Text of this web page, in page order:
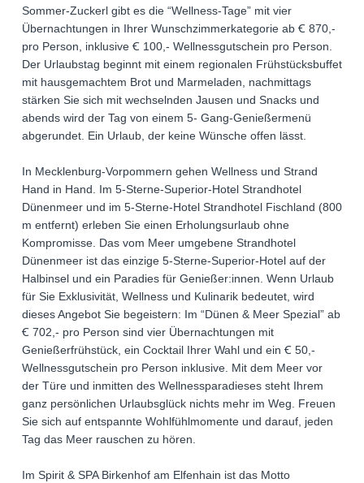
Sommer-Zuckerl gibt es die “Wellness-Tage” mit vier
Übernachtungen in Ihrer Wunschzimmerkategorie ab Ꞓ 870,-
pro Person, inklusive Ꞓ 100,- Wellnessgutschein pro Person.
Der Urlaubstag beginnt mit einem regionalen Frühstücksbuffet
mit hausgemachtem Brot und Marmeladen, nachmittags
stärken Sie sich mit wechselnden Jausen und Snacks und
abends wird der Tag von einem 5- Gang-Genießermenü
abgerundet. Ein Urlaub, der keine Wünsche offen lässt.
In Mecklenburg-Vorpommern gehen Wellness und Strand
Hand in Hand. Im 5-Sterne-Superior-Hotel Strandhotel
Dünenmeer und im 5-Sterne-Hotel Strandhotel Fischland (800
m entfernt) erleben Sie einen Erholungsurlaub ohne
Kompromisse. Das vom Meer umgebene Strandhotel
Dünenmeer ist das einzige 5-Sterne-Superior-Hotel auf der
Halbinsel und ein Paradies für Genießer:innen. Wenn Urlaub
für Sie Exklusivität, Wellness und Kulinarik bedeutet, wird
dieses Angebot Sie begeistern: Im “Dünen & Meer Spezial” ab
Ꞓ 702,- pro Person sind vier Übernachtungen mit
Genießerfrühstück, ein Cocktail Ihrer Wahl und ein Ꞓ 50,-
Wellnessgutschein pro Person inklusive. Mit dem Meer vor
der Türe und inmitten des Wellnessparadieses steht Ihrem
ganz persönlichen Urlaubsglück nichts mehr im Weg. Freuen
Sie sich auf entspannte Wohlfühlmomente und darauf, jeden
Tag das Meer rauschen zu hören.
Im Spirit & SPA Birkenhof am Elfenhain ist das Motto